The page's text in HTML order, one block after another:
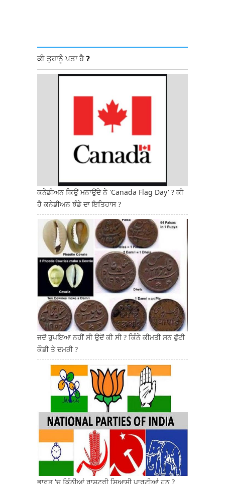
ਕੀ ਤੁਹਾਨੂੰ ਪਤਾ ਹੈ ?
ਕਨੇਡੀਅਨ ਕਿਉਂ ਮਨਾਉਂਦੇ ਨੇ 'Canada Flag Day' ? ਕੀ
ਹੈ ਕਨੇਡੀਅਨ ਝੰਡੇ ਦਾ ਇਤਿਹਾਸ ?
ਜਦੋਂ ਰੁਪਇਆ ਨਹੀਂ ਸੀ ਉਦੋਂ ਕੀ ਸੀ ? ਕਿੰਨੇ ਕੀਮਤੀ ਸਨ ਫੁੱਟੀ
ਕੌਡੀ ਤੇ ਦਮੜੀ ?
ਭਾਰਤ 'ਚ ਕਿੰਨੀਆਂ ਰਾਸ਼ਟਰੀ ਸਿਆਸੀ ਪਾਰਟੀਆਂ ਹਨ ?